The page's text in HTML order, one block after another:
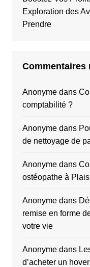
Exploration des
Prendre
Commentaires
Anonymedans
comptabilité ?
Anonymedans
de nettoyage de
Anonymedans
ostéopathe à
Anonymedans
remise en forme
votre vie
Anonymedans
d’acheter un